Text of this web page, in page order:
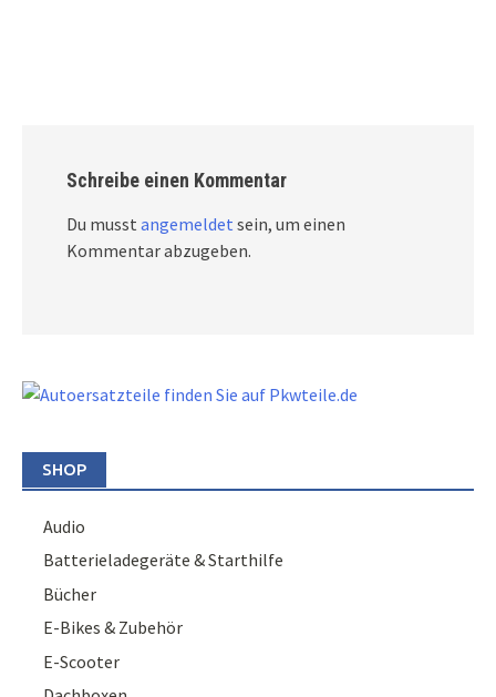
Schreibe einen Kommentar
Du musst angemeldet sein, um einen
Kommentar abzugeben.
SHOP
Audio
Batterieladegeräte & Starthilfe
Bücher
E-Bikes & Zubehör
E-Scooter